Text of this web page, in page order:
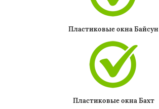
Пластиковые окна Байсун
Пластиковые окна Бахт